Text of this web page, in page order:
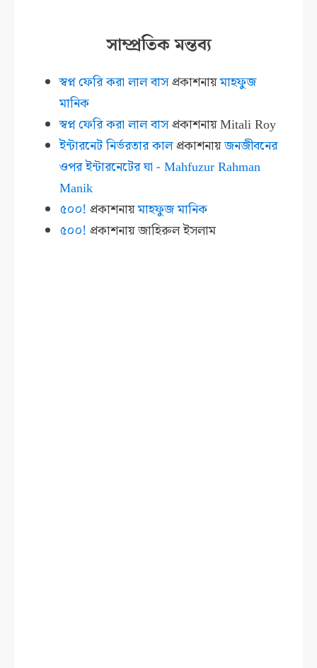
সাম্প্রতিক মন্তব্য
স্বপ্ন ফেরি করা লাল বাসপ্রকাশনায়মাহফুজ
মানিক
স্বপ্ন ফেরি করা লাল বাসপ্রকাশনায়Mitali Roy
ইন্টারনেট নির্ভরতার কালপ্রকাশনায়জনজীবনের
ওপর ইন্টারনেটের ঘা - Mahfuzur Rahman
Manik
৫০০! প্রকাশনায়মাহফুজ মানিক
৫০০! প্রকাশনায়জাহিরুল ইসলাম